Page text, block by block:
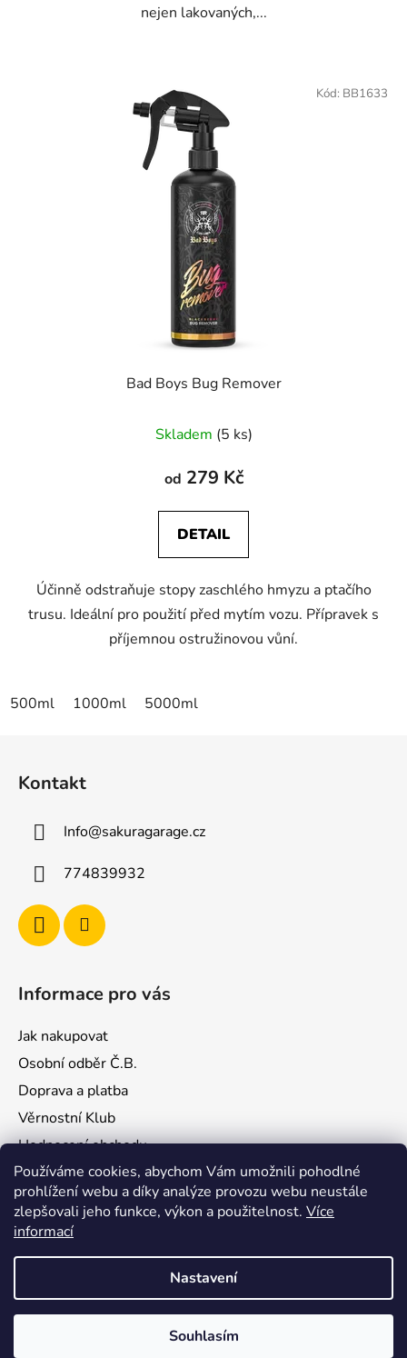
Používáme cookies, abychom Vám umožnili pohodlné
prohlížení webu a díky analýze provozu webu neustále
zlepšovali jeho funkce, výkon a použitelnost. Více
informací
Nastavení
Souhlasím
nejen lakovaných,...
Bad Boys Bug Remover
hodnocení
produktu
5,0
z
hvězdiček.
Skladem (5 ks)
od 279 Kč
DETAIL
Účinně odstraňuje stopy zaschlého hmyzu a ptačího
trusu. Ideální pro použití před mytím vozu. Přípravek s
příjemnou ostružinovou vůní.
500ml 1000ml 5000ml
Kód: BB1633
Kontakt
Info@sakuragarage.cz
774839932
Informace pro vás
Jak nakupovat
Osobní odběr Č.B.
Doprava a platba
Věrnostní Klub
Hodnocení obchodu
Kontakty
Obchodní podmínky
Podmínky ochrany osobních údajů
Vytvořil Shoptet
Sakura Garage